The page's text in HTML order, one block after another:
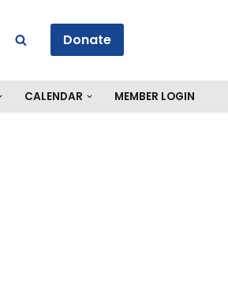
Donate
CALENDAR MEMBER LOGIN